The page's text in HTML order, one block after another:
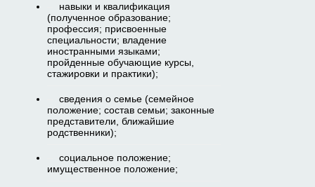
навыки и квалификация
(полученное образование;
профессия; присвоенные
специальности; владение
иностранными языками;
пройденные обучающие курсы,
стажировки и практики);
сведения о семье (семейное
положение; состав семьи; законные
представители, ближайшие
родственники);
социальное положение;
имущественное положение;